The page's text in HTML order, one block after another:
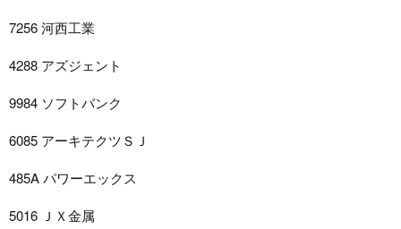
7256 河西工業
4288 アズジェント
9984 ソフトバンク
6085 アーキテクツＳＪ
485A パワーエックス
5016 ＪＸ金属